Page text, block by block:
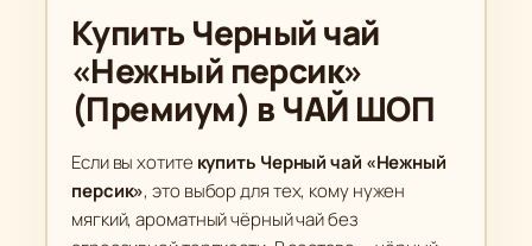
Купить Черный чай
«Нежный персик»
(Премиум) в ЧАЙ ШОП
Если вы хотите купить Черный чай «Нежный
персик», это выбор для тех, кому нужен
мягкий, ароматный чёрный чай без